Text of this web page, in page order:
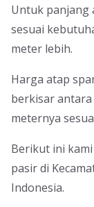
Untuk panjang
sesuai
meter lebih.
Harga atap
berkisar antara
meternya
Berikut ini
pasir di
Indonesia.